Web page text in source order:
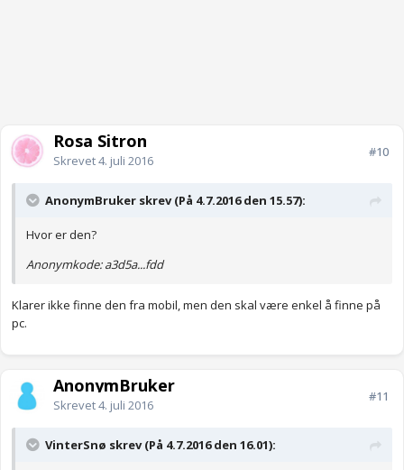
Rosa Sitron
Skrevet4. juli 2016
#10
AnonymBruker skrev (På 4.7.2016 den 15.57):
Hvor er den?
Anonymkode: a3d5a...fdd
Klarer ikke finne den fra mobil, men den skal være enkel å finne på
pc.
AnonymBruker
Skrevet4. juli 2016
#11
VinterSnø skrev (På 4.7.2016 den 16.01):